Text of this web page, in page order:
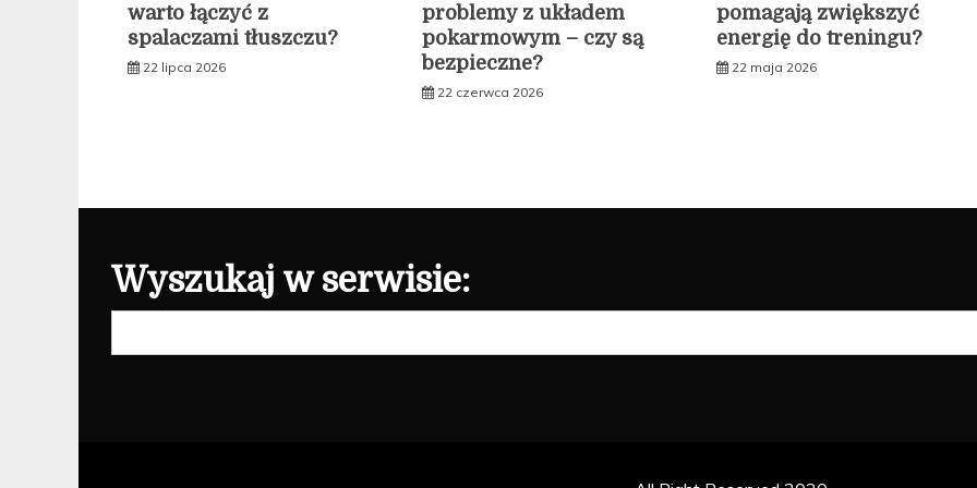
warto łączyć z
spalaczami tłuszczu?
22 lipca 2026
problemy z układem
pokarmowym – czy są
bezpieczne?
22 czerwca 2026
pomagają zwiększyć
energię do treningu?
22 maja 2026
Wyszukaj w serwisie: